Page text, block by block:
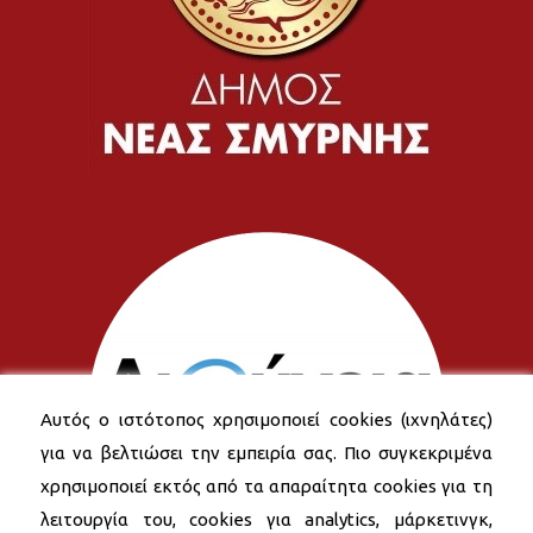
Αυτός ο ιστότοπος χρησιμοποιεί cookies (ιχνηλάτες)
για να βελτιώσει την εμπειρία σας. Πιο συγκεκριμένα
χρησιμοποιεί εκτός από τα απαραίτητα cookies για τη
λειτουργία του, cookies για analytics, μάρκετινγκ,